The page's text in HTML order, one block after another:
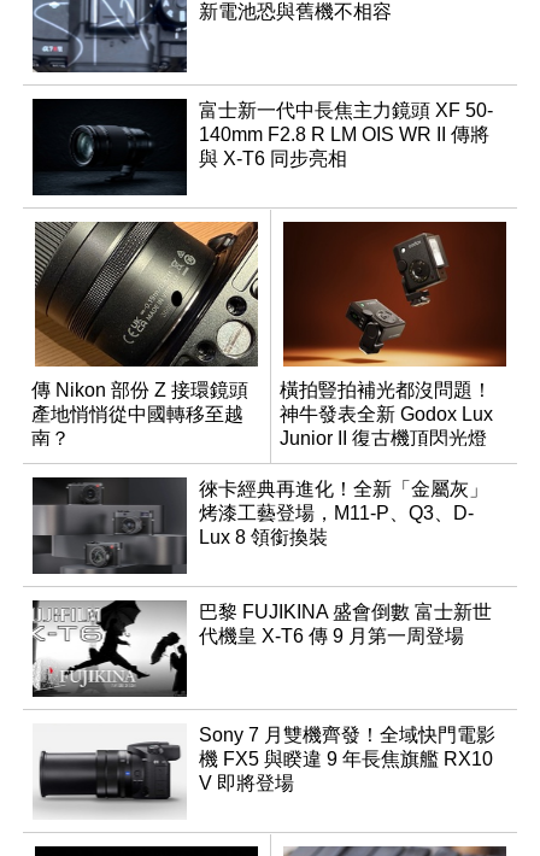
新電池恐與舊機不相容
富士新一代中長焦主力鏡頭 XF 50-
140mm F2.8 R LM OIS WR II 傳將
與 X-T6 同步亮相
傳 Nikon 部份 Z 接環鏡頭
產地悄悄從中國轉移至越
南？
橫拍豎拍補光都沒問題！
神牛發表全新 Godox Lux
Junior II 復古機頂閃光燈
徠卡經典再進化！全新「金屬灰」
烤漆工藝登場，M11-P、Q3、D-
Lux 8 領銜換裝
巴黎 FUJIKINA 盛會倒數 富士新世
代機皇 X-T6 傳 9 月第一周登場
Sony 7 月雙機齊發！全域快門電影
機 FX5 與睽違 9 年長焦旗艦 RX10
V 即將登場